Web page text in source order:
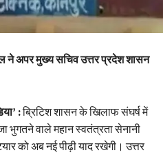
ने अपर मुख्य सचिव उत्तर प्रदेश शासन
:ब्रिटिश शासन के खिलाफ संघर्ष में
वाले महान स्वतंत्रता सेनानी
को अब नई पीढ़ी याद रखेगी। उत्तर